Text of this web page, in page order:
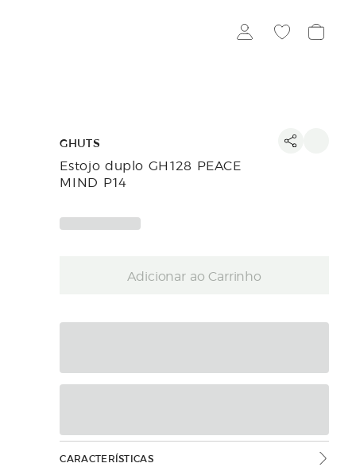
GHUTS
Estojo duplo GH128 PEACE
MIND P14
Adicionar ao Carrinho
CARACTERÍSTICAS